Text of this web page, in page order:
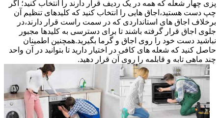
پزی چهار شعله که همه در یک ردیف قرار دارند را انتخاب کنید؛ اگر
چپ دست هستید،اجاق هایی را انتخاب کنید که کلیدهای تنظیم آن
برخلاف اجاق های استانداردی که در سمت راست قرار دارند،در
جلوی اجاق قرار گرفته باشند تا برای دسترسی به کلیدها مجبور
نباشید دست خود را روی اجاق و گرما بگیرید.همچنین اطمینان
حاصل کنید که شعله های کافی در اختیار دارید تا بتوانید در آن واحد
چند ماهی تابه و قابلمه را روی آن قرار دهید.